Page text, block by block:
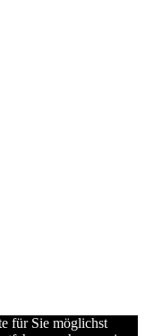
für Sie möglichst